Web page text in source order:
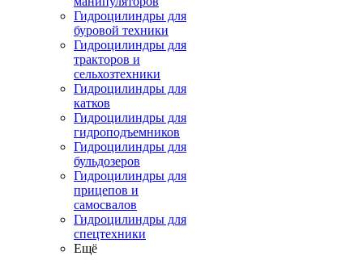
Гидроцилиндры для
буровой техники
Гидроцилиндры для
тракторов и
сельхозтехники
Гидроцилиндры для
катков
Гидроцилиндры для
гидроподъемников
Гидроцилиндры для
бульдозеров
Гидроцилиндры для
прицепов и
самосвалов
Гидроцилиндры для
спецтехники
Ещё